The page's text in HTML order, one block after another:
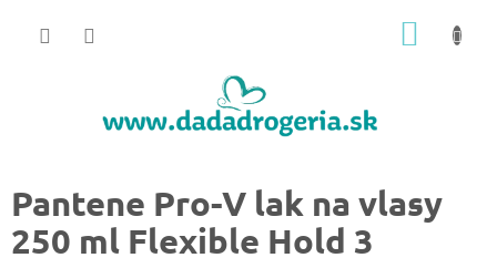
Pantene Pro-V lak na vlasy
250 ml Flexible Hold 3